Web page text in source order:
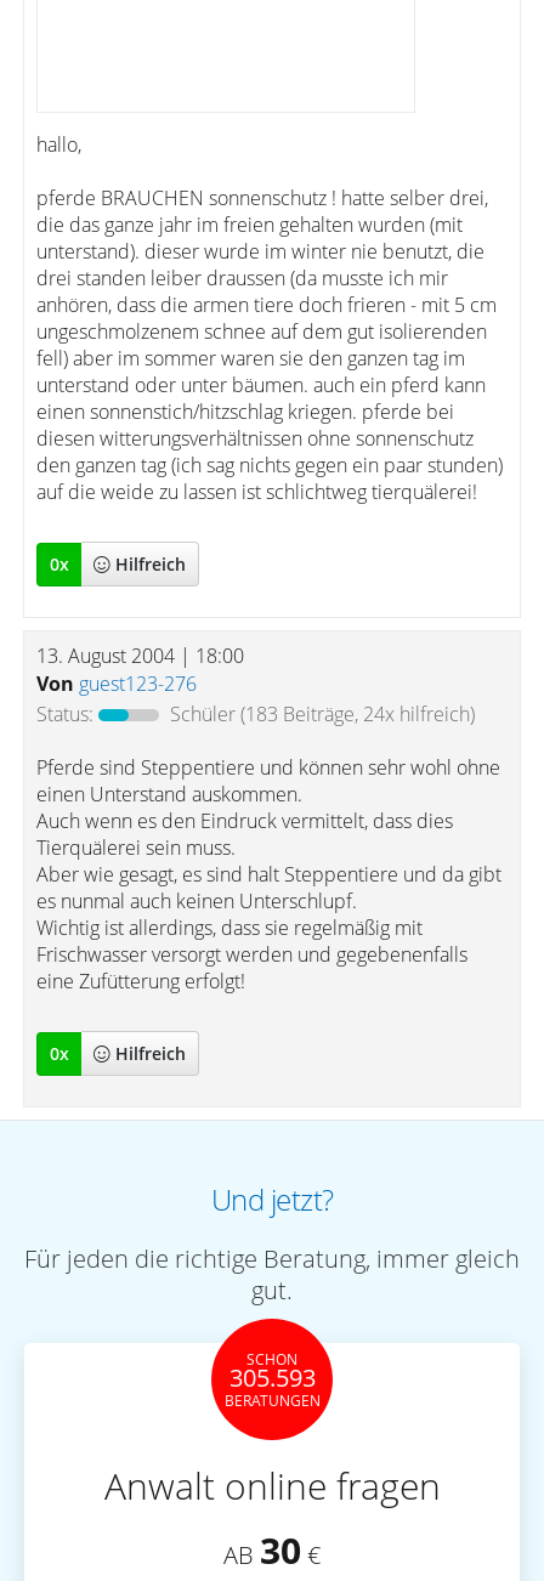
hallo,
pferde BRAUCHEN sonnenschutz ! hatte selber drei,
die das ganze jahr im freien gehalten wurden (mit
unterstand). dieser wurde im winter nie benutzt, die
drei standen leiber draussen (da musste ich mir
anhören, dass die armen tiere doch frieren - mit 5 cm
ungeschmolzenem schnee auf dem gut isolierenden
fell) aber im sommer waren sie den ganzen tag im
unterstand oder unter bäumen. auch ein pferd kann
einen sonnenstich/hitzschlag kriegen. pferde bei
diesen witterungsverhältnissen ohne sonnenschutz
den ganzen tag (ich sag nichts gegen ein paar stunden)
auf die weide zu lassen ist schlichtweg tierquälerei!
0x Hilfreich
13. August 2004 | 18:00
Von guest123-276
Status:
Schüler(183 Beiträge, 24x hilfreich)
Pferde sind Steppentiere und können sehr wohl ohne
einen Unterstand auskommen.
Auch wenn es den Eindruck vermittelt, dass dies
Tierquälerei sein muss.
Aber wie gesagt, es sind halt Steppentiere und da gibt
es nunmal auch keinen Unterschlupf.
Wichtig ist allerdings, dass sie regelmäßig mit
Frischwasser versorgt werden und gegebenenfalls
eine Zufütterung erfolgt!
0x Hilfreich
Und jetzt?
Für jeden die richtige Beratung, immer gleich
gut.
SCHON
305.593
BERATUNGEN
Anwalt online fragen
AB 30 €